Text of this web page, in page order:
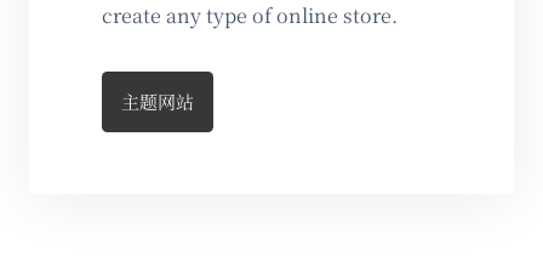
create any type of online store.
主题网站